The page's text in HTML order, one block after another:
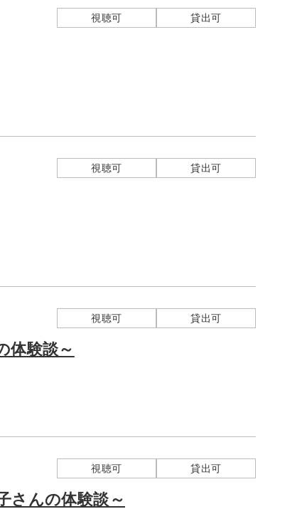
視聴可 貸出可
視聴可 貸出可
視聴可 貸出可
体験談～
視聴可 貸出可
さんの体験談～